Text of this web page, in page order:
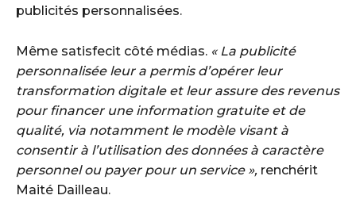
publicités personnalisées.
Même satisfecit côté médias. « La publicité
personnalisée leur a permis d’opérer leur
transformation digitale et leur assure des revenus
pour financer une information gratuite et de
qualité, via notamment le modèle visant à
consentir à l’utilisation des données à caractère
personnel ou payer pour un service », renchérit
Maité Dailleau.